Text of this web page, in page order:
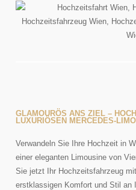
GLAMOURÖS ANS ZIEL –
LUXURIÖSEN MERCEDES-
Verwandeln Sie Ihre Hochzeit in
einer eleganten Limousine von
Sie jetzt Ihr Hochzeitsfahrzeug
erstklassigen Komfort und Stil an